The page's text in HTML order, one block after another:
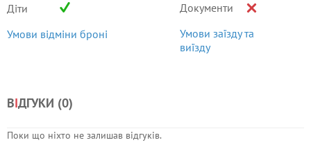
Діти
Умови відміни броні
Документи
Умови заїзду та
виїзду
ВІДГУКИ (0)
Поки що ніхто не залишав відгуків.